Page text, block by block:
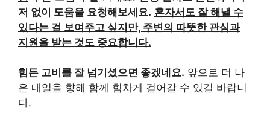
저 없이 도움을 요청해보세요. 혼자서도 잘 해낼 수
있다는 걸 보여주고 싶지만, 주변의 따뜻한 관심과
지원을 받는 것도 중요합니다.
힘든 고비를 잘 넘기셨으면 좋겠네요. 앞으로 더 나
은 내일을 향해 함께 힘차게 걸어갈 수 있길 바랍니
다.